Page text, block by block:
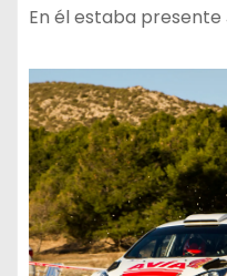
En él estaba presente